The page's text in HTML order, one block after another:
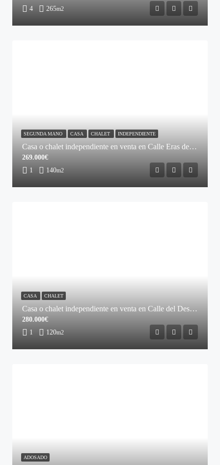
4 265m2
Casa o chalet independiente en venta en Calle Eras de Abajo
1 140m2
269.000€
SEGUNDA MANO CASA CHALET INDEPENDIENTE
Casa o chalet independiente en venta en Calle del Desengaño
1 120m2
280.000€
CASA CHALET
ADOSADO